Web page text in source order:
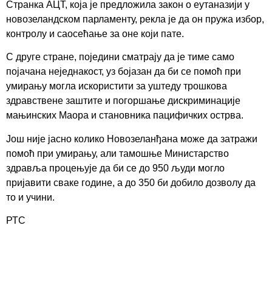
Странка АЦТ, која је предложила закон о еутаназији у
новозеландском парламенту, рекла је да он пружа избор,
контролу и саосећање за оне који пате.
С друге стране, поједини сматрају да је тиме само
појачана неједнакост, уз бојазан да би се помоћ при
умирању могла искористити за уштеду трошкова
здравствене заштите и погоршање дискриминације
мањинских Маора и становника пацифичких острва.
Још није јасно колико Новозеланђана може да затражи
помоћ при умирању, али тамошње Министарство
здравља процењује да би се до 950 људи могло
пријавити сваке године, а до 350 би добило дозволу да
то и учини.
РТС